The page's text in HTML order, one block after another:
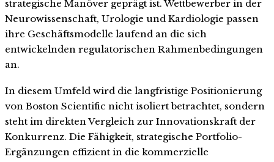
strategische Manöver geprägt ist. Wettbewerber in der
Neurowissenschaft, Urologie und Kardiologie passen
ihre Geschäftsmodelle laufend an die sich
entwickelnden regulatorischen Rahmenbedingungen
an.
In diesem Umfeld wird die langfristige Positionierung
von Boston Scientific nicht isoliert betrachtet, sondern
steht im direkten Vergleich zur Innovationskraft der
Konkurrenz. Die Fähigkeit, strategische Portfolio-
Ergänzungen effizient in die kommerzielle